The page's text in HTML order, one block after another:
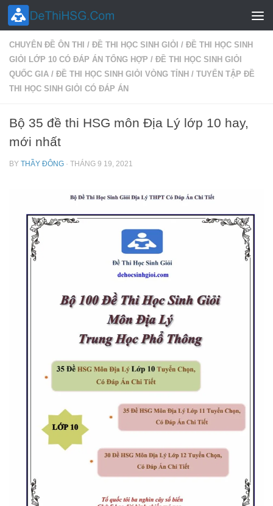
Skip to content
CHUYÊN ĐỀ ÔN THI / ĐỀ THI HỌC SINH GIỎI / ĐỀ THI HỌC SINH
GIỎI LỚP 10 CÓ ĐÁP ÁN TỔNG HỢP / ĐỀ THI HỌC SINH GIỎI
QUỐC GIA / ĐỀ THI HỌC SINH GIỎI VÒNG TỈNH / TUYỂN TẬP ĐỀ
THI HỌC SINH GIỎI CÓ ĐÁP ÁN
Bộ 35 đề thi HSG môn Địa Lý lớp 10 hay,
mới nhất
BY THẦY ĐÔNG · THÁNG 9 19, 2021